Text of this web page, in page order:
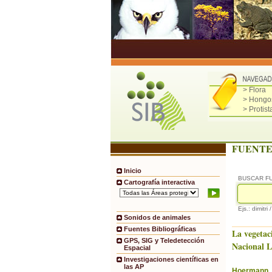
> Flora
>
>
Inicio
Cartografía interactiva
Sonidos de animales
Fuentes Bibliográficas
GPS, SIG y Teledetección
Espacial
Investigaciones científicas en
las AP
BUSCAR
Ejs.: dimitri
La
Nacional